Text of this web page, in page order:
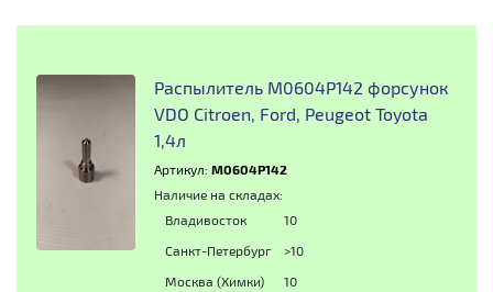
Распылитель M0604P142 форсунок
VDO Citroen, Ford, Peugeot Toyota
1,4л
Артикул:M0604P142
Наличие на складах:
Владивосток
10
Санкт-Петербург
>10
Москва (Химки)
10